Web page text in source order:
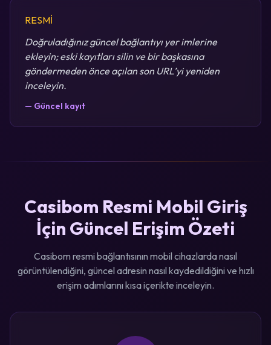
RESMİ
Doğruladığınız güncel bağlantıyı yer imlerine
ekleyin; eski kayıtları silin ve bir başkasına
göndermeden önce açılan son URL’yi yeniden
inceleyin.
— Güncel kayıt
Casibom Resmi Mobil Giriş
İçin Güncel Erişim Özeti
Casibom resmi bağlantısının mobil cihazlarda nasıl
görüntülendiğini, güncel adresin nasıl kaydedildiğini ve hızlı
erişim adımlarını kısa içerikte inceleyin.